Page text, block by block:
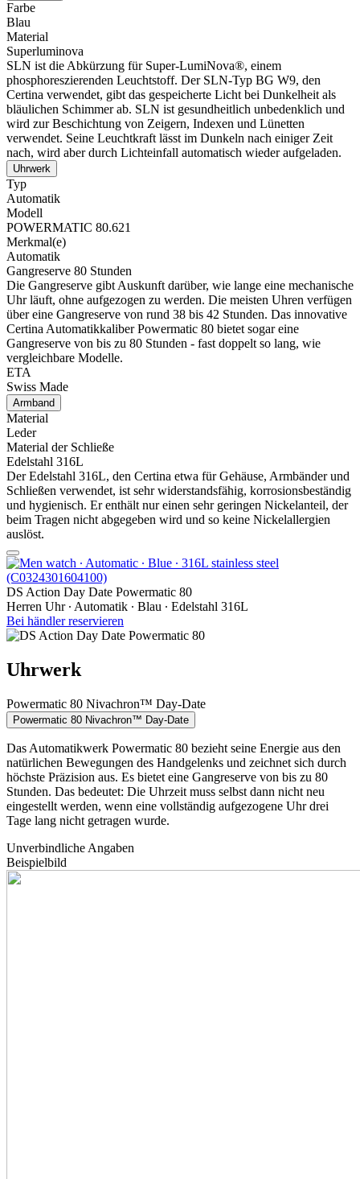
Farbe
Blau
Material
Superluminova
SLN ist die Abkürzung für Super-LumiNova®, einem
phosphoreszierenden Leuchtstoff. Der SLN-Typ BG W9, den
Certina verwendet, gibt das gespeicherte Licht bei Dunkelheit als
bläulichen Schimmer ab. SLN ist gesundheitlich unbedenklich und
wird zur Beschichtung von Zeigern, Indexen und Lünetten
verwendet. Seine Leuchtkraft lässt im Dunkeln nach einiger Zeit
nach, wird aber durch Lichteinfall automatisch wieder aufgeladen.
Uhrwerk
Typ
Automatik
Modell
POWERMATIC 80.621
Merkmal(e)
Automatik
Gangreserve 80 Stunden
Die Gangreserve gibt Auskunft darüber, wie lange eine mechanische
Uhr läuft, ohne aufgezogen zu werden. Die meisten Uhren verfügen
über eine Gangreserve von rund 38 bis 42 Stunden. Das innovative
Certina Automatikkaliber Powermatic 80 bietet sogar eine
Gangreserve von bis zu 80 Stunden - fast doppelt so lang, wie
vergleichbare Modelle.
ETA
Swiss Made
Armband
Material
Leder
Material der Schließe
Edelstahl 316L
Der Edelstahl 316L, den Certina etwa für Gehäuse, Armbänder und
Schließen verwendet, ist sehr widerstandsfähig, korrosionsbeständig
und hygienisch. Er enthält nur einen sehr geringen Nickelanteil, der
beim Tragen nicht abgegeben wird und so keine Nickelallergien
auslöst.
DS Action Day Date Powermatic 80
Herren Uhr ∙ Automatik ∙ Blau ∙ Edelstahl 316L
Bei händler reservieren
Uhrwerk
Powermatic 80 Nivachron™ Day-Date
Powermatic 80 Nivachron™ Day-Date
Das Automatikwerk Powermatic 80 bezieht seine Energie aus den
natürlichen Bewegungen des Handgelenks und zeichnet sich durch
höchste Präzision aus. Es bietet eine Gangreserve von bis zu 80
Stunden. Das bedeutet: Die Uhrzeit muss selbst dann nicht neu
eingestellt werden, wenn eine vollständig aufgezogene Uhr drei
Tage lang nicht getragen wurde.
Unverbindliche Angaben
Beispielbild